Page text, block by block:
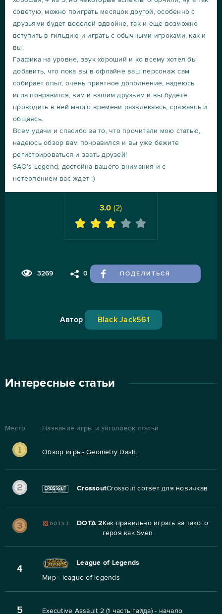
советую, можно поиграть месяцок другой, особенно с
друзьями будет веселей вдвойне, так и еще возможно
вступить в гильдию и играть с обычными игроками, как и
вы.
Графика на уровне, звук хороший и ко всему хотел бы
добавить, что пока вы в офлайне ваш персонаж сам
собирает опыт, очень приятное дополнение, надеюсь
игра понравится, вам и вашим друзьям и вы будете
проводить в ней много времени развлекаясь, сражаясь и
общаясь.
Всем удачи и спасибо за то, что прочитали мою статью,
надеюсь обзор вам понравился и вы уже бежите
регистрироваться и звать друзей!
SAO’s Legend, достойна вашего внимания и с
нетерпением вас ждет ;)
3269 0 ПОДЕЛИТЬСЯ
3.0 (2)
Автор Black Jack561
Интересные статьи
Место Название игры и заголовок статьи
Обзор игры- Geometry Dash.
CrossoutCrossout сответ для новичкав
DOTA 2Как правильно играть за такого
героя как Sven
4
League of Legends
Мир - league of legends
5 Executive Assault 2 (1 часть гайда) - начало